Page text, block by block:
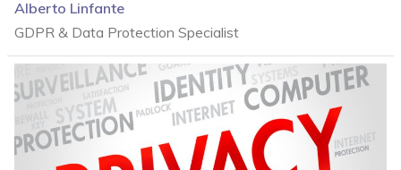
Alberto Linfante
GDPR & Data Protection Specialist